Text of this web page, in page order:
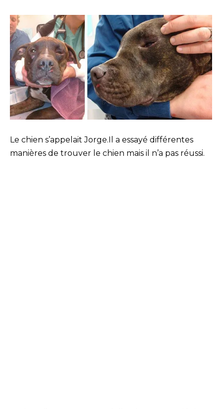
Le chien s’appelait Jorge.Il a essayé différentes
manières de trouver le chien mais il n’a pas réussi.